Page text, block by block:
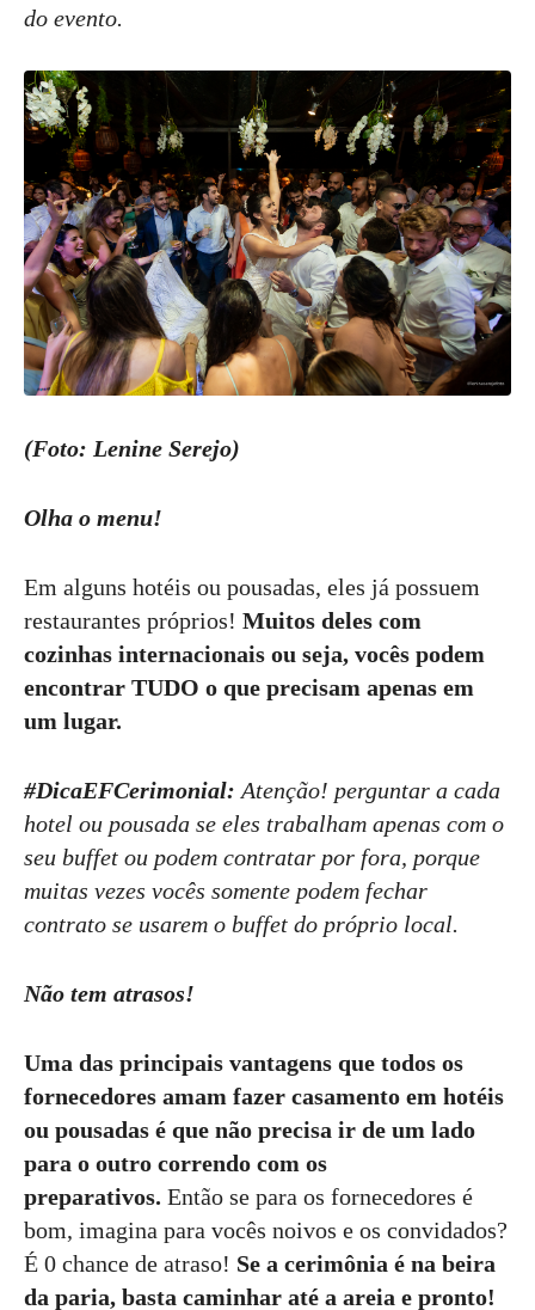
do evento.
(Foto: Lenine Serejo)
Olha o menu!
Em alguns hotéis ou pousadas, eles já possuem
restaurantes próprios! Muitos deles com
cozinhas internacionais ou seja, vocês podem
encontrar TUDO o que precisam apenas em
um lugar.
#DicaEFCerimonial: Atenção! perguntar a cada
hotel ou pousada se eles trabalham apenas com o
seu buffet ou podem contratar por fora, porque
muitas vezes vocês somente podem fechar
contrato se usarem o buffet do próprio local.
Não tem atrasos!
Uma das principais vantagens que todos os
fornecedores amam fazer casamento em hotéis
ou pousadas é que não precisa ir de um lado
para o outro correndo com os
preparativos. Então se para os fornecedores é
bom, imagina para vocês noivos e os convidados?
É 0 chance de atraso! Se a cerimônia é na beira
da paria, basta caminhar até a areia e pronto!